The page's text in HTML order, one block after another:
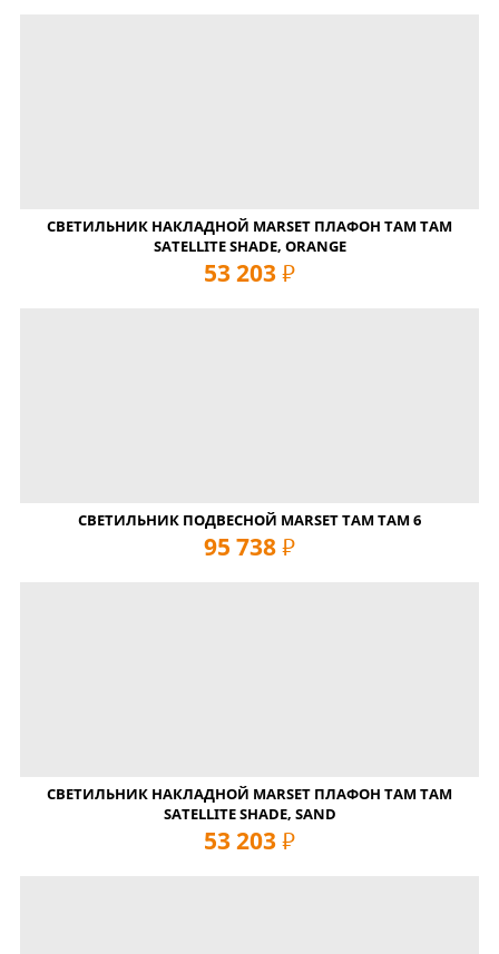
СВЕТИЛЬНИК НАКЛАДНОЙ MARSET ПЛАФОН TAM TAM
SATELLITE SHADE, ORANGE
53 203 руб
СВЕТИЛЬНИК ПОДВЕСНОЙ MARSET TAM TAM 6
95 738 руб
СВЕТИЛЬНИК НАКЛАДНОЙ MARSET ПЛАФОН TAM TAM
SATELLITE SHADE, SAND
53 203 руб